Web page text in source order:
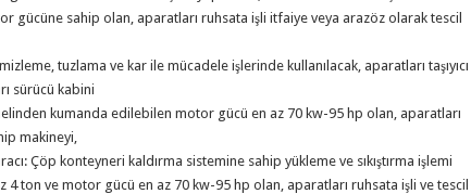
gücüne sahip olan, aparatları ruhsata işli itfaiye veya arazöz olarak tescil
tuzlama ve kar ile mücadele işlerinde kullanılacak, aparatları taşıyıcı
sürücü kabini
kumanda edilebilen motor gücü en az 70 kw-95 hp olan, aparatları
makineyi,
aracı: Çöp konteyneri kaldırma sistemine sahip yükleme ve sıkıştırma işlemi
4 ton ve motor gücü en az 70 kw-95 hp olan, aparatları ruhsata işli ve tescil